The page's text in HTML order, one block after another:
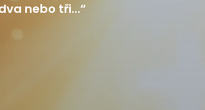
nebo tři…“